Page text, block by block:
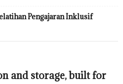
Pengajaran Inklusif
and storage, built for